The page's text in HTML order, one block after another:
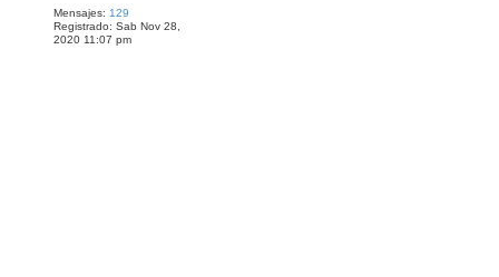
Mensajes: 129
Registrado: Sab Nov 28,
2020 11:07 pm